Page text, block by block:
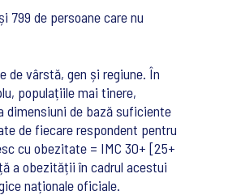
799 de persoane care nu
vârstă, gen și regiune. În
populațiile mai tinere,
dimensiuni de bază suficiente
de fiecare respondent pentru
cu obezitate = IMC 30+ [25+
a obezității în cadrul acestui
naționale oficiale.